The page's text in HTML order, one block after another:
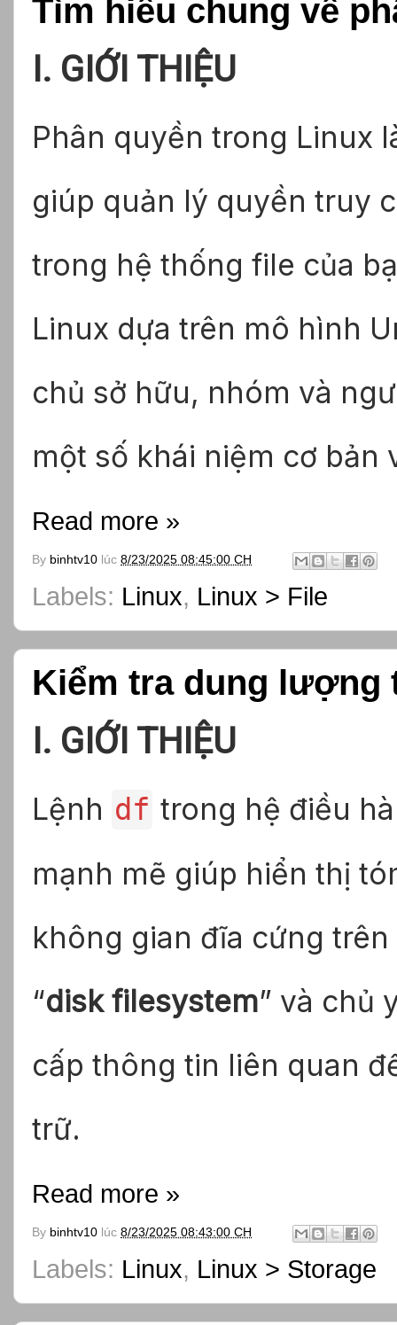
Tìm hiểu chung về
I. GIỚI THIỆU
Phân quyền trong Linux
giúp quản lý quyền truy
trong hệ thống file của
Linux dựa trên mô hình
chủ sở hữu, nhóm và
một số khái niệm cơ
Read more »
By binhtv10 lúc 8/23/2025 08:45:00 CH
Labels: Linux, Linux > File
Kiểm tra dung lượng
I. GIỚI THIỆU
Lệnh df trong hệ điều
mạnh mẽ giúp hiển thị
không gian đĩa cứng
“disk filesystem” và chủ
cấp thông tin liên quan
trữ.
Read more »
By binhtv10 lúc 8/23/2025 08:43:00 CH
Labels: Linux, Linux > Storage